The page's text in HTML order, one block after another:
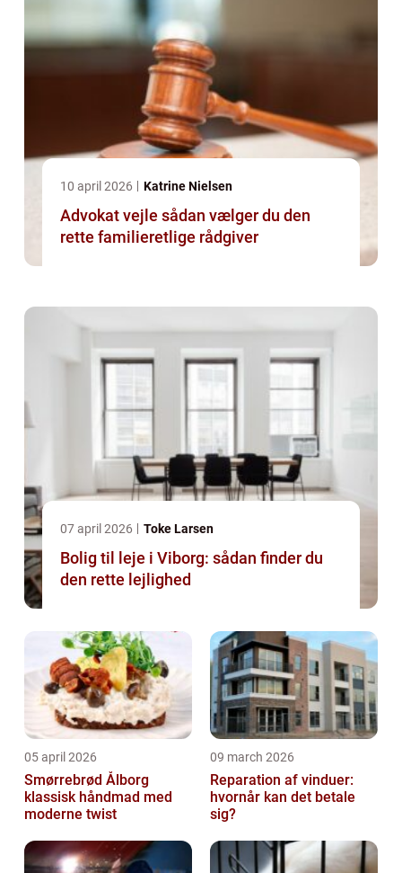
10 april 2026 Katrine Nielsen
Advokat vejle sådan vælger du den
rette familieretlige rådgiver
07 april 2026 Toke Larsen
Bolig til leje i Viborg: sådan finder du
den rette lejlighed
05 april 2026
Smørrebrød Ålborg
klassisk håndmad med
moderne twist
09 march 2026
Reparation af vinduer:
hvornår kan det betale
sig?